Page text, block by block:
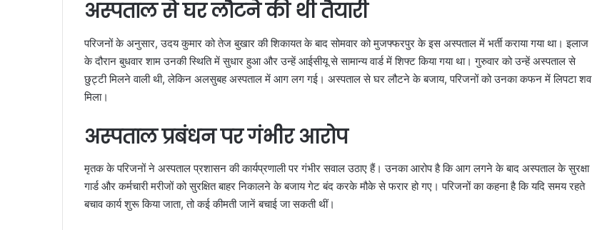
अस्पताल से घर लौटने की थी तैयारी
परिजनों के अनुसार, उदय कुमार को तेज बुखार की शिकायत के बाद सोमवार को मुजफ्फरपुर के इस अस्पताल में भर्ती कराया गया था। इलाज
के दौरान बुधवार शाम उनकी स्थिति में सुधार हुआ और उन्हें आईसीयू से सामान्य वार्ड में शिफ्ट किया गया था। गुरुवार को उन्हें अस्पताल से
छुट्टी मिलने वाली थी, लेकिन अलसुबह अस्पताल में आग लग गई। अस्पताल से घर लौटने के बजाय, परिजनों को उनका कफन में लिपटा शव
मिला।
अस्पताल प्रबंधन पर गंभीर आरोप
मृतक के परिजनों ने अस्पताल प्रशासन की कार्यप्रणाली पर गंभीर सवाल उठाए हैं। उनका आरोप है कि आग लगने के बाद अस्पताल के सुरक्षा
गार्ड और कर्मचारी मरीजों को सुरक्षित बाहर निकालने के बजाय गेट बंद करके मौके से फरार हो गए। परिजनों का कहना है कि यदि समय रहते
बचाव कार्य शुरू किया जाता, तो कई कीमती जानें बचाई जा सकती थीं।